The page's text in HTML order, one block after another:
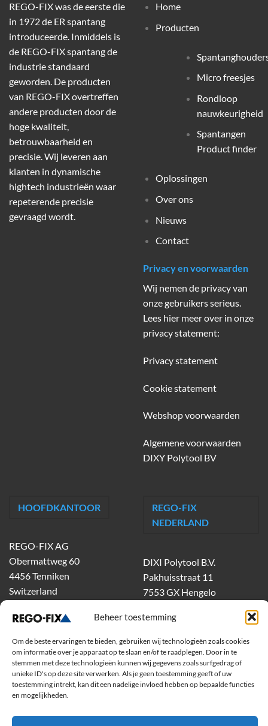
Beheer toestemming
Om de beste ervaringen te bieden, gebruiken wij technologieën zoals cookies
om informatie over je apparaat op te slaan en/of te raadplegen. Door in te
stemmen met deze technologieën kunnen wij gegevens zoals surfgedrag of
unieke ID's op deze site verwerken. Als je geen toestemming geeft of uw
toestemming intrekt, kan dit een nadelige invloed hebben op bepaalde functies
en mogelijkheden.
REGO-FIX was de eerste die
in 1972 de ER spantang
introduceerde. Inmiddels is
de REGO-FIX spantang de
industrie standaard
geworden. De producten
van REGO-FIX overtreffen
andere producten door de
hoge kwaliteit,
betrouwbaarheid en
precisie. Wij leveren aan
klanten in dynamische
hightech industrieën waar
repeterende precisie
gevraagd wordt.
Home
Producten
Micro freesjes
Rondloop
nauwkeurigheid
Spantangen
Product finder
Oplossingen
Over ons
Nieuws
Contact
Privacy en voorwaarden
Wij nemen de privacy van
onze gebruikers serieus.
Lees hier meer over in onze
privacy statement:
Privacy statement
Cookie statement
Webshop voorwaarden
Algemene voorwaarden
DIXY Polytool BV
HOOFDKANTOOR
REGO-FIX AG
Obermattweg 60
4456 Tenniken
Switzerland
REGO-FIX
NEDERLAND
DIXI Polytool B.V.
Pakhuisstraat 11
7553 GX Hengelo
dixiholland@dixi.com
www.dixipolytool.com
Volg ons op Youtube
Volg ons op Linkedin